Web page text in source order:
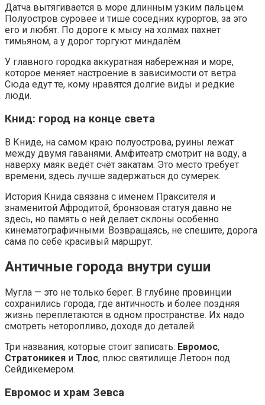
Датча вытягивается в море длинным узким пальцем.
Полуостров суровее и тише соседних курортов, за это
его и любят. По дороге к мысу на холмах пахнет
тимьяном, а у дорог торгуют миндалём.
У главного городка аккуратная набережная и море,
которое меняет настроение в зависимости от ветра.
Сюда едут те, кому нравятся долгие виды и редкие
люди.
Книд: город на конце света
В Книде, на самом краю полуострова, руины лежат
между двумя гаванями. Амфитеатр смотрит на воду, а
наверху маяк ведёт счёт закатам. Это место требует
времени, здесь лучше задержаться до сумерек.
История Книда связана с именем Праксителя и
знаменитой Афродитой, бронзовая статуя давно не
здесь, но память о ней делает склоны особенно
кинематографичными. Возвращаясь, не спешите, дорога
сама по себе красивый маршрут.
Античные города внутри суши
Мугла — это не только берег. В глубине провинции
сохранились города, где античность и более поздняя
жизнь переплетаются в одном пространстве. Их надо
смотреть неторопливо, доходя до деталей.
Три названия, которые стоит записать: Евромос,
Стратоникея и Тлос, плюс святилище Летоон под
Сейдикемером.
Евромос и храм Зевса